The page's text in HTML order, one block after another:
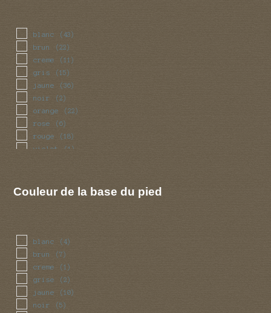
blanc (43)
brun (22)
creme (11)
gris (15)
jaune (36)
noir (2)
orange (22)
rose (6)
rouge (18)
violet (1)
Couleur de la base du pied
blanc (4)
brun (7)
creme (1)
grise (2)
jaune (10)
noir (5)